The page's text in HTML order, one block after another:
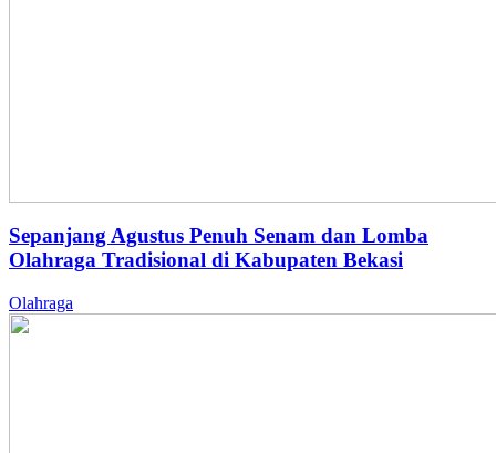
Sepanjang Agustus Penuh Senam dan Lomba
Olahraga Tradisional di Kabupaten Bekasi
Olahraga